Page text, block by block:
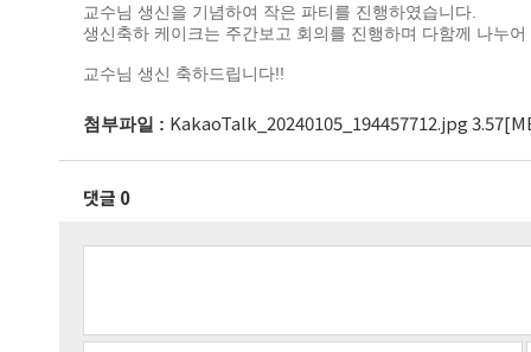
교수님 생신을 기념하여 작은 파티를 진행하였습니다.
생신축하 케이크는 주간보고 회의를 진행하며 다함께 나누
교수님 생신 축하드립니다!!
첨부파일 : KakaoTalk_20240105_194457712.jpg
댓글 0